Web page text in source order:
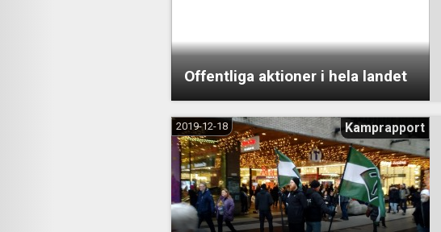
Offentliga aktioner i hela landet
2019-12-18
Kamprapport